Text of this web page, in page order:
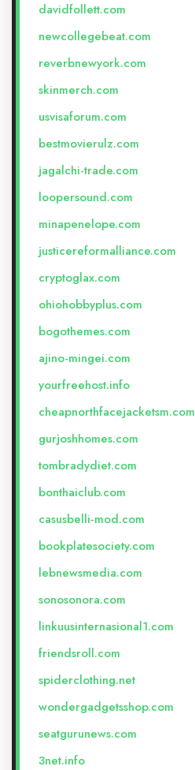
davidfollett.com
newcollegebeat.com
reverbnewyork.com
skinmerch.com
usvisaforum.com
bestmovierulz.com
jagalchi-trade.com
loopersound.com
minapenelope.com
justicereformalliance.com
cryptoglax.com
ohiohobbyplus.com
bogothemes.com
ajino-mingei.com
yourfreehost.info
cheapnorthfacejacketsm.com
gurjoshhomes.com
tombradydiet.com
bonthaiclub.com
casusbelli-mod.com
bookplatesociety.com
lebnewsmedia.com
sonosonora.com
linkuusinternasional1.com
friendsroll.com
spiderclothing.net
wondergadgetsshop.com
seatgurunews.com
3net.info